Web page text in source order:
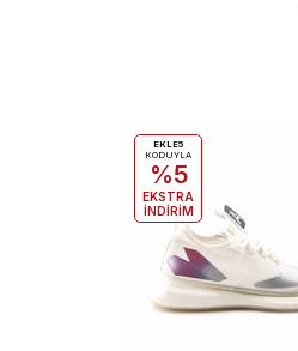
EKLE5
KODUYLA
%5
EKSTRA
İNDİRİM